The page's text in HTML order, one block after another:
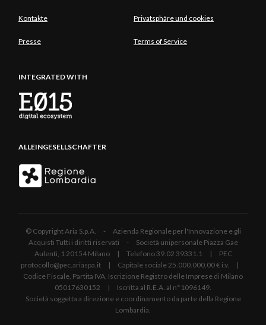
Kontakte Privatsphäre und cookies
Presse Terms of Service
INTEGRATED WITH
ALLEINGESELLSCHAFTER
© Copyright Aria S.p.A. - Azienda Regionale per l'Innovazione e gli
Acquisti Tutti i diritti riservati - Società unipersonale Piazza Gae
Aulenti, 1 20154 Milano | Telefono 39.02 39331.1 | PEC
protocollo@pec.ariaspa.it | Capitale sociale 25.000.000,00 € i.v. |
Codice Fiscale, Partita IVA, Iscrizione Registro delle Imprese di Milano
05017630152 | Iscritta al R.E.A. al n°1096149.
Società soggetta a direzione e coordinamento da parte della Regione
Lombardia.